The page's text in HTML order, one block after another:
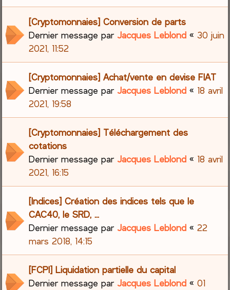
[Cryptomonnaies] Conversion de parts
Dernier message parJacques Leblond «30 juin
2021, 11:52
[Cryptomonnaies] Achat/vente en devise FIAT
Dernier message parJacques Leblond « 18 avril
2021, 19:58
[Cryptomonnaies] Téléchargement des
cotations
Dernier message parJacques Leblond « 18 avril
2021, 16:15
[Indices] Création des indices tels que le
CAC40, le SRD, ...
Dernier message parJacques Leblond «22
mars 2018, 14:15
[FCPI] Liquidation partielle du capital
Dernier message parJacques Leblond «01